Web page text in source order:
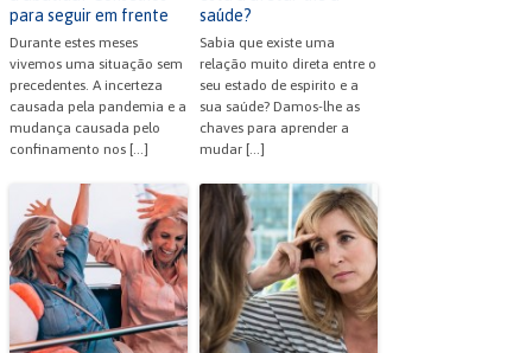
para seguir em frente
Durante estes meses
vivemos uma situação sem
precedentes. A incerteza
causada pela pandemia e a
mudança causada pelo
confinamento nos […]
saúde?
Sabia que existe uma
relação muito direta entre o
seu estado de espirito e a
sua saúde? Damos-lhe as
chaves para aprender a
mudar […]